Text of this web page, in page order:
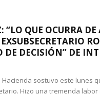
“LO QUE OCURRA
DE DECISIÓN” DE
Hacienda sostuvo este lunes
Hizo una tremenda labor